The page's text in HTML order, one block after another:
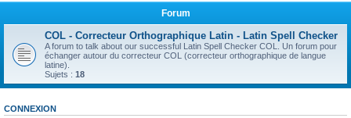
Forum
COL - Correcteur Orthographique Latin - Latin Spell Checker
A forum to talk about our successful Latin Spell Checker COL. Un forum pour
échanger autour du correcteur COL (correcteur orthographique de langue
latine).
Sujets : 18
CONNEXION